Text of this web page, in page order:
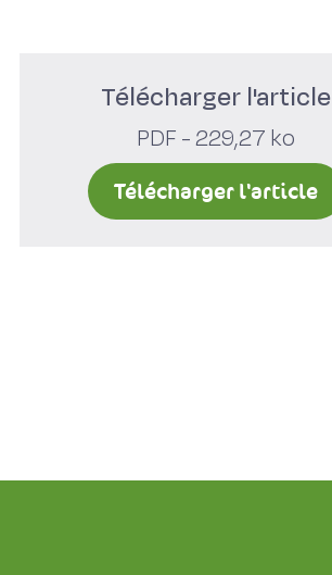
Télécharger l'article
PDF - 229,27 ko
Télécharger l'article